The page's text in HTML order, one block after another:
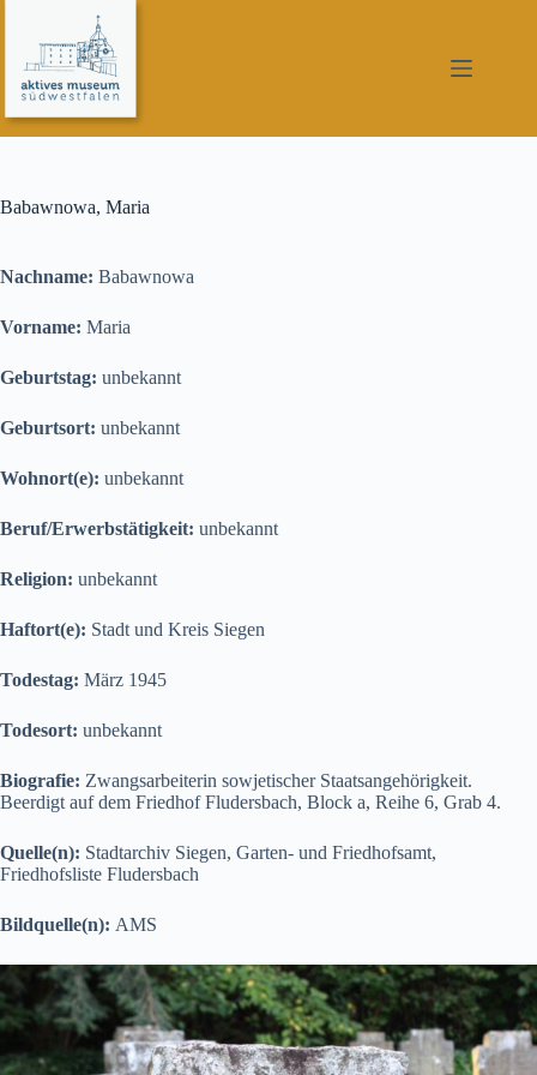
springen
Babawnowa, Maria
Nachname: Babawnowa
Vorname: Maria
Geburtstag: unbekannt
Geburtsort: unbekannt
Wohnort(e): unbekannt
Beruf/Erwerbstätigkeit: unbekannt
Religion: unbekannt
Haftort(e): Stadt und Kreis Siegen
Todestag: März 1945
Todesort: unbekannt
Biografie: Zwangsarbeiterin sowjetischer Staatsangehörigkeit.
Beerdigt auf dem Friedhof Fludersbach, Block a, Reihe 6, Grab 4.
Quelle(n): Stadtarchiv Siegen, Garten- und Friedhofsamt,
Friedhofsliste Fludersbach
Bildquelle(n): AMS